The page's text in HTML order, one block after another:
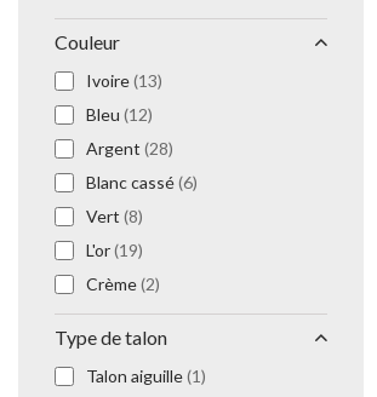
Paillettes(7)
Plis
Daim(30)
Perles(1)
Shimmer(9)
Faux cuir (3)
Couleur
Ivoire(13)
Bleu (12)
Argent (28)
Blanc cassé(6)
Vert (8)
L'or(19)
Crème(2)
Blush / Rose(20)
Champagne
Or rose(7)
Type de talon
Talon aiguille(1)